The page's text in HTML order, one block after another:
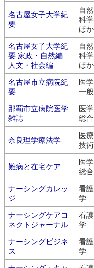
名古屋女子大学紀
要
自然
科学
ほか
名古屋女子大学紀
要 家政・自然編
人文・社会編
自然
科学
ほか
名古屋市立病院紀
要
医学
一般
那覇市立病院医学
雑誌
医学
総合
奈良理学療法学
医療
技術
難病と在宅ケア
医学
総合
ナーシングカレッ
ジ
看護
学
ナーシングケアコ
ネクトジャーナル
看護
学
ナーシングビジネ
ス
看護
学